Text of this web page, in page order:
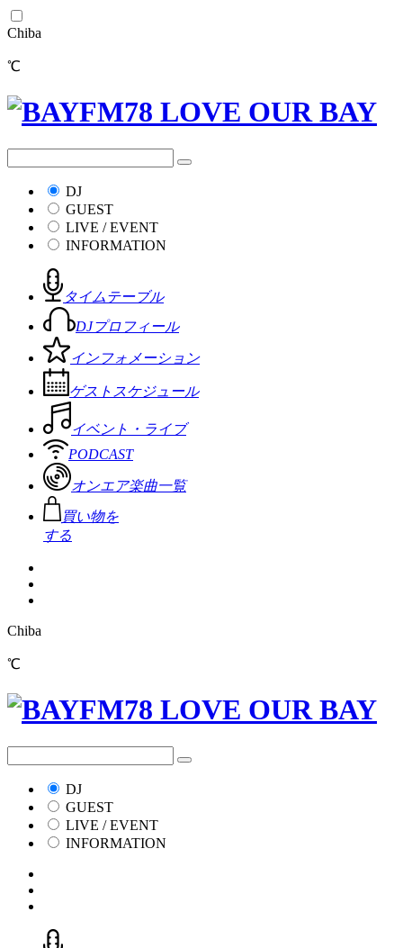
Chiba
℃
DJ
GUEST
LIVE / EVENT
INFORMATION
タイムテーブル
DJプロフィール
インフォメーション
ゲストスケジュール
イベント・ライブ
PODCAST
オンエア楽曲一覧
買い物を
する
Chiba
℃
DJ
GUEST
LIVE / EVENT
INFORMATION